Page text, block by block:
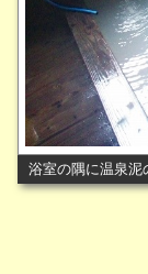
浴室の隅に温泉泥